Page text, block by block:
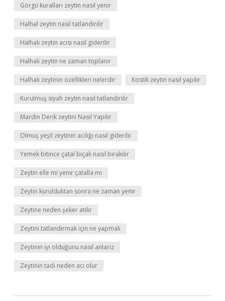
Görgü kuralları zeytin nasıl yenir
Halhal zeytin nasıl tatlandırılır
Halhalı zeytin acısı nasıl giderilir
Halhalı zeytin ne zaman toplanır
Halhalı zeytinin özellikleri nelerdir Kostik zeytin nasıl yapılır
Kurulmuş siyah zeytin nasıl tatlandirilir
Mardin Derik zeytini Nasıl Yapılır
Olmuş yeşil zeytinin acılığı nasıl giderilir
Yemek bitince çatal bıçak nasıl bırakılır
Zeytin elle mi yenir çatalla mı
Zeytin kurulduktan sonra ne zaman yenir
Zeytine neden şeker atılır
Zeytini tatlandırmak için ne yapmalı
Zeytinin iyi olduğunu nasıl anlarız
Zeytinin tadı neden acı olur